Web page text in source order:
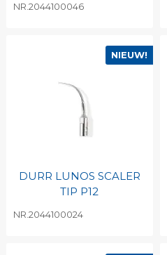
NR.2044100046
NIEUW!
DURR LUNOS SCALER
TIP P12
NR.2044100024